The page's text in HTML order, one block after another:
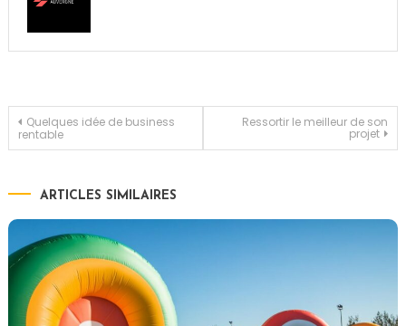
Navigation
l’article
Quelques idée de business
rentable
Ressortir le meilleur de son
projet
ARTICLES SIMILAIRES